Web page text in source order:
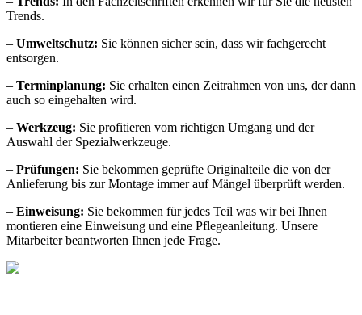
Trends.
– Umweltschutz: Sie können sicher sein, dass wir fachgerecht
entsorgen.
– Terminplanung: Sie erhalten einen Zeitrahmen von uns, der dann
auch so eingehalten wird.
– Werkzeug: Sie profitieren vom richtigen Umgang und der
Auswahl der Spezialwerkzeuge.
– Prüfungen: Sie bekommen geprüfte Originalteile die von der
Anlieferung bis zur Montage immer auf Mängel überprüft werden.
– Einweisung: Sie bekommen für jedes Teil was wir bei Ihnen
montieren eine Einweisung und eine Pflegeanleitung. Unsere
Mitarbeiter beantworten Ihnen jede Frage.